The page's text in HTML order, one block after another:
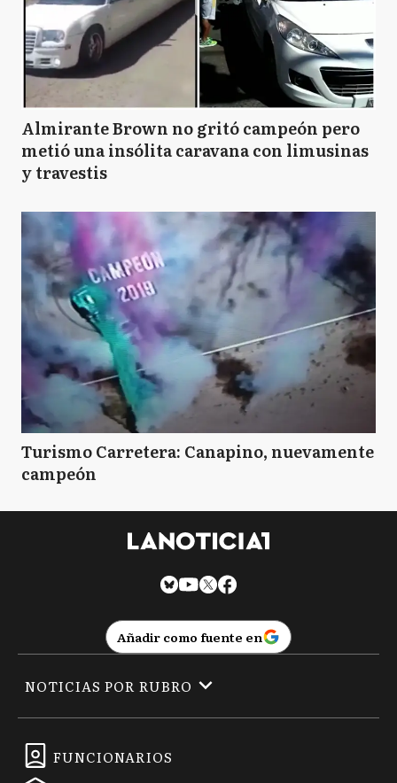
Almirante Brown no gritó campeón pero
metió una insólita caravana con limusinas
y travestis
Turismo Carretera: Canapino, nuevamente
campeón
Añadir como fuente en
FUNCIONARIOS
NOTICIAS POR RUBRO